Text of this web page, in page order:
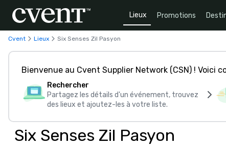
Lieux Promotions
Cvent Lieux Six Senses Zil Pasyon
Bienvenue au Cvent Supplier Network (CSN) ! Voici
Rechercher
Partagez les détails d'un événement, trouvez
des lieux et ajoutez-les à votre liste.
Six Senses Zil Pasyon